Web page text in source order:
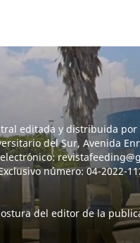
editada y distribuida
del Sur, Avenida
número: 04-2022-
del editor de la